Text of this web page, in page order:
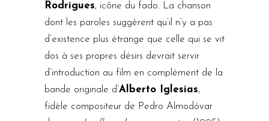
Rodrigues, icône du fado. La chanson
dont les paroles suggèrent qu’il n’y a pas
d’existence plus étrange que celle qui se vit
dos à ses propres désirs devrait servir
d’introduction au film en complément de la
bande originale d’Alberto Iglesias,
fidèle compositeur de Pedro Almodóvar